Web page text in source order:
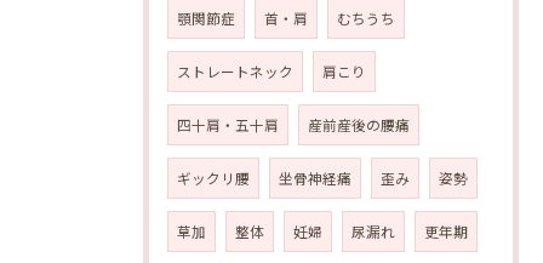
顎関節症 首・肩 むちうち
ストレートネック 肩こり
四十肩・五十肩 産前産後の腰痛
ギックリ腰 坐骨神経痛 歪み 姿勢
草加 整体 妊婦 尿漏れ 更年期